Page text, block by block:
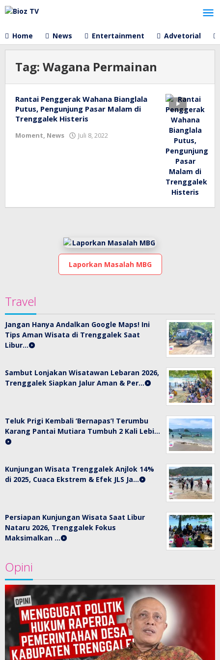
Lewati
ke
Home
News Entertainment Advetorial
Tag: Wagana Permainan
Rantai Penggerak Wahana Bianglala
Putus, Pengunjung Pasar Malam di
Trenggalek Histeris
Moment, News Juli 8, 2022
Laporkan Masalah MBG
Travel
Jangan Hanya Andalkan Google Maps! Ini
Tips Aman Wisata di Trenggalek Saat
Libur…
Sambut Lonjakan Wisatawan Lebaran 2026,
Trenggalek Siapkan Jalur Aman & Per…
Teluk Prigi Kembali ‘Bernapas’! Terumbu
Karang Pantai Mutiara Tumbuh 2 Kali Lebi…
Kunjungan Wisata Trenggalek Anjlok 14%
di 2025, Cuaca Ekstrem & Efek JLS Ja…
Persiapan Kunjungan Wisata Saat Libur
Nataru 2026, Trenggalek Fokus
Maksimalkan …
Opini